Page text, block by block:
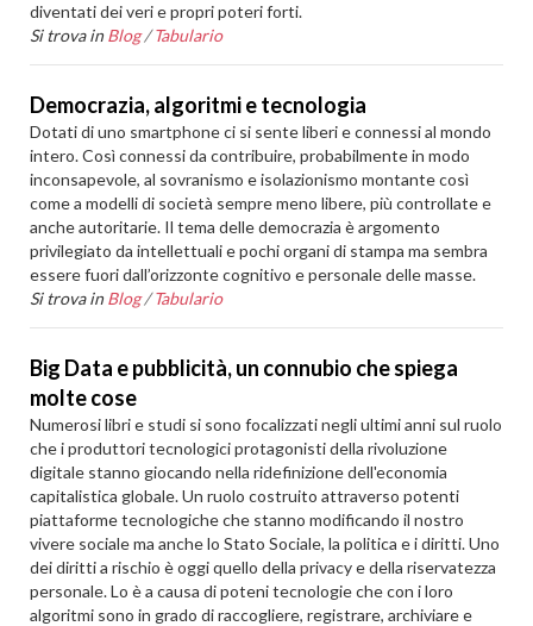
diventati dei veri e propri poteri forti.
Si trova in Blog /Tabulario
Democrazia, algoritmi e tecnologia
Dotati di uno smartphone ci si sente liberi e connessi al mondo
intero. Così connessi da contribuire, probabilmente in modo
inconsapevole, al sovranismo e isolazionismo montante così
come a modelli di società sempre meno libere, più controllate e
anche autoritarie. Il tema delle democrazia è argomento
privilegiato da intellettuali e pochi organi di stampa ma sembra
essere fuori dall’orizzonte cognitivo e personale delle masse.
Si trova in Blog /Tabulario
Big Data e pubblicità, un connubio che spiega
molte cose
Numerosi libri e studi si sono focalizzati negli ultimi anni sul ruolo
che i produttori tecnologici protagonisti della rivoluzione
digitale stanno giocando nella ridefinizione dell'economia
capitalistica globale. Un ruolo costruito attraverso potenti
piattaforme tecnologiche che stanno modificando il nostro
vivere sociale ma anche lo Stato Sociale, la politica e i diritti. Uno
dei diritti a rischio è oggi quello della privacy e della riservatezza
personale. Lo è a causa di poteni tecnologie che con i loro
algoritmi sono in grado di raccogliere, registrare, archiviare e